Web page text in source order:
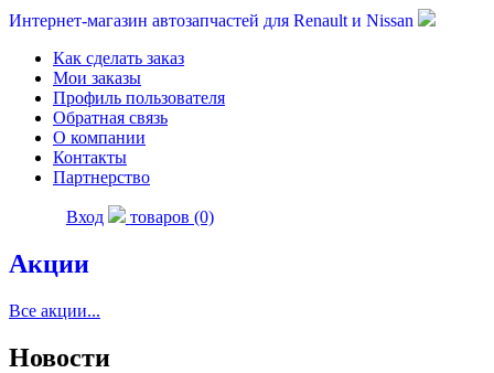
Интернет-магазин автозапчастей для Renault и Nissan
Как сделать заказ
Мои заказы
Профиль пользователя
Обратная связь
О компании
Контакты
Партнерство
Вход товаров (0)
Акции
Все акции...
Новости